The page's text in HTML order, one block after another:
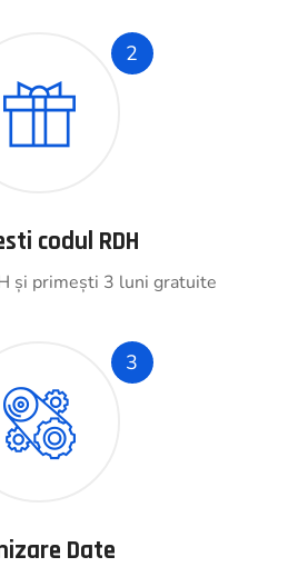
2
codul RDH
și primești 3 luni gratuite
3
Date